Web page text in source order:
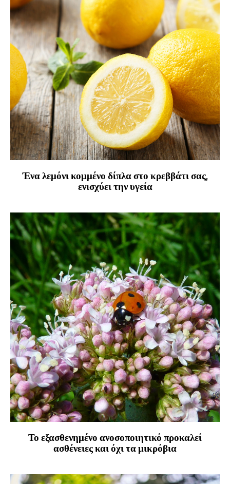
Ένα λεμόνι κομμένο δίπλα στο κρεββάτι σας,
ενισχύει την υγεία
Το εξασθενημένο ανοσοποιητικό προκαλεί
ασθένειες και όχι τα μικρόβια